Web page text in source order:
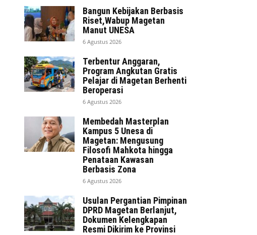
Bangun Kebijakan Berbasis
Riset,Wabup Magetan
Manut UNESA
6 Agustus 2026
Terbentur Anggaran,
Program Angkutan Gratis
Pelajar di Magetan Berhenti
Beroperasi
6 Agustus 2026
Membedah Masterplan
Kampus 5 Unesa di
Magetan: Mengusung
Filosofi Mahkota hingga
Penataan Kawasan
Berbasis Zona
6 Agustus 2026
Usulan Pergantian Pimpinan
DPRD Magetan Berlanjut,
Dokumen Kelengkapan
Resmi Dikirim ke Provinsi